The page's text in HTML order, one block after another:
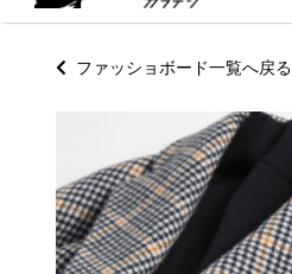
ファッショボード一覧へ戻る